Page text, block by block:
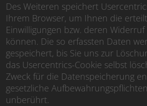
Des Weiteren speichert
Ihrem Browser, um Ihnen die
Einwilligungen bzw. deren
können. Die so erfassten Daten
gespeichert, bis Sie uns zur
das Usercentrics-Cookie selbst
Zweck für die Datenspeicherung
gesetzliche
unberührt.